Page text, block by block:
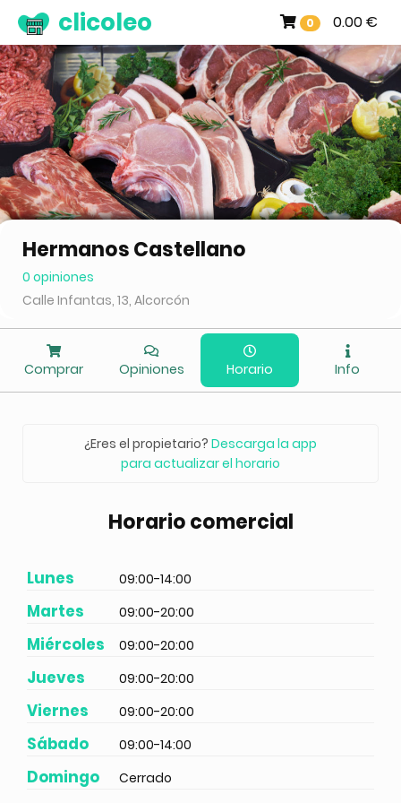
0 0.00 €
clicoleo
Hermanos Castellano
0 opiniones
Calle Infantas, 13, Alcorcón
Comprar Opiniones Horario Info
¿Eres el propietario? Descarga la app
para actualizar el horario
Horario comercial
Lunes 09:00-14:00
Martes 09:00-20:00
Miércoles 09:00-20:00
Jueves 09:00-20:00
Viernes 09:00-20:00
Sábado 09:00-14:00
Domingo Cerrado